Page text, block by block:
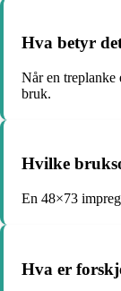
Hva betyr
Når en treplanke
bruk.
Hvilke
En 48×73
Hva er